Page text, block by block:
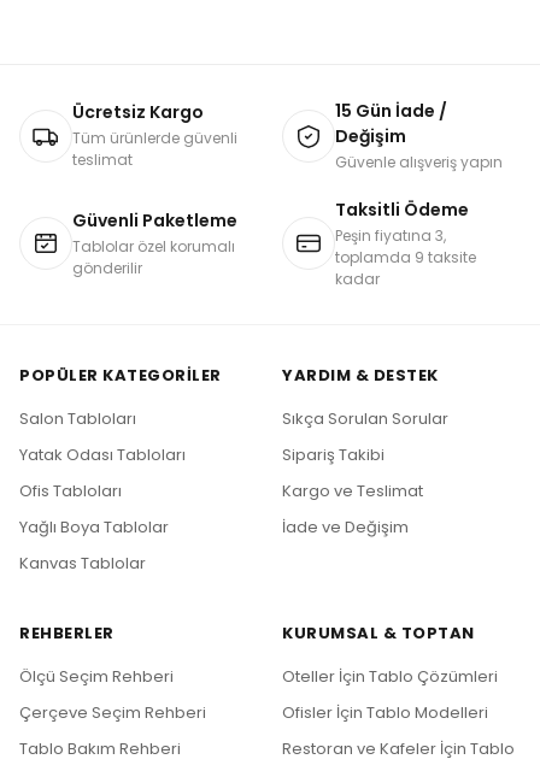
Ücretsiz Kargo
Tüm ürünlerde güvenli
teslimat
15 Gün İade /
Değişim
Güvenle alışveriş yapın
Güvenli Paketleme
Tablolar özel korumalı
gönderilir
Taksitli Ödeme
Peşin fiyatına 3,
toplamda 9 taksite
kadar
POPÜLER KATEGORILER
Salon Tabloları
Yatak Odası Tabloları
Ofis Tabloları
Yağlı Boya Tablolar
Kanvas Tablolar
YARDIM & DESTEK
Sıkça Sorulan Sorular
Sipariş Takibi
Kargo ve Teslimat
İade ve Değişim
REHBERLER
Ölçü Seçim Rehberi
Çerçeve Seçim Rehberi
Tablo Bakım Rehberi
KURUMSAL & TOPTAN
Oteller İçin Tablo Çözümleri
Ofisler İçin Tablo Modelleri
Restoran ve Kafeler İçin Tablo